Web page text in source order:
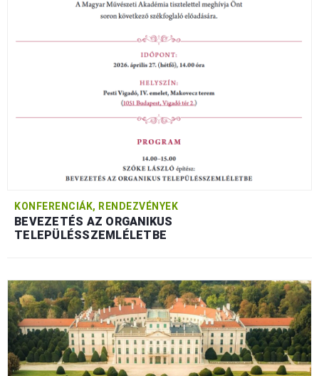
KONFERENCIÁK, RENDEZVÉNYEK
BEVEZETÉS AZ ORGANIKUS
TELEPÜLÉSSZEMLÉLETBE